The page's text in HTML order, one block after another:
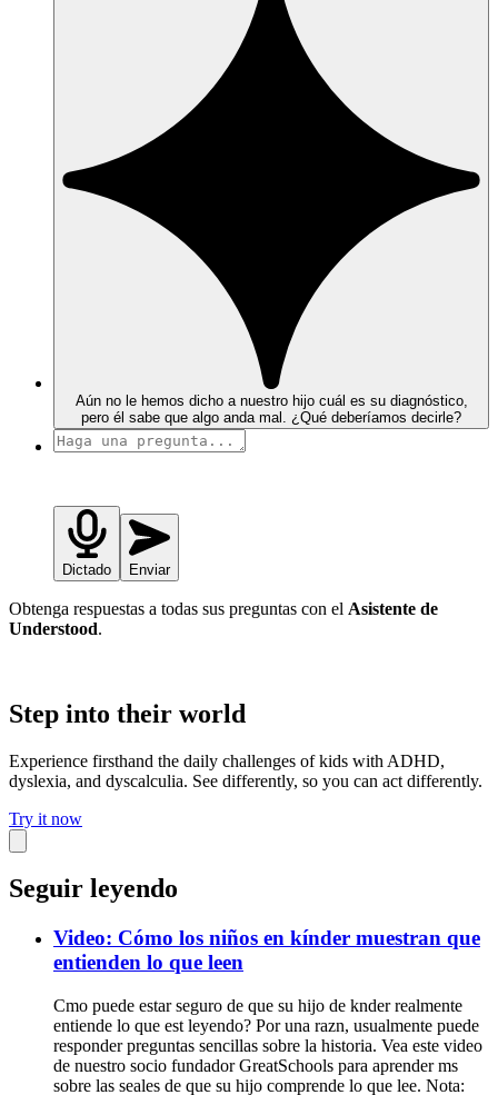
Aún no le hemos dicho a nuestro hijo cuál es su diagnóstico,
pero él sabe que algo anda mal. ¿Qué deberíamos decirle?
Dictado Enviar
Obtenga respuestas a todas sus preguntas con el Asistente de
Understood.
Step into their world
Experience firsthand the daily challenges of kids with ADHD,
dyslexia, and dyscalculia. See differently, so you can act differently.
Try it now
Seguir leyendo
Video: Cómo los niños en kínder muestran que
entienden lo que leen
Cmo puede estar seguro de que su hijo de knder realmente
entiende lo que est leyendo? Por una razn, usualmente puede
responder preguntas sencillas sobre la historia. Vea este video
de nuestro socio fundador GreatSchools para aprender ms
sobre las seales de que su hijo comprende lo que lee. Nota: